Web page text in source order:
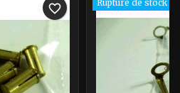
favorite_border Rupture de stock